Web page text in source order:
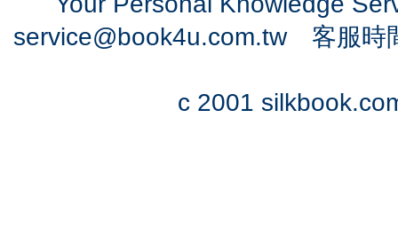
service@book4u.com.tw客服時
c 2001